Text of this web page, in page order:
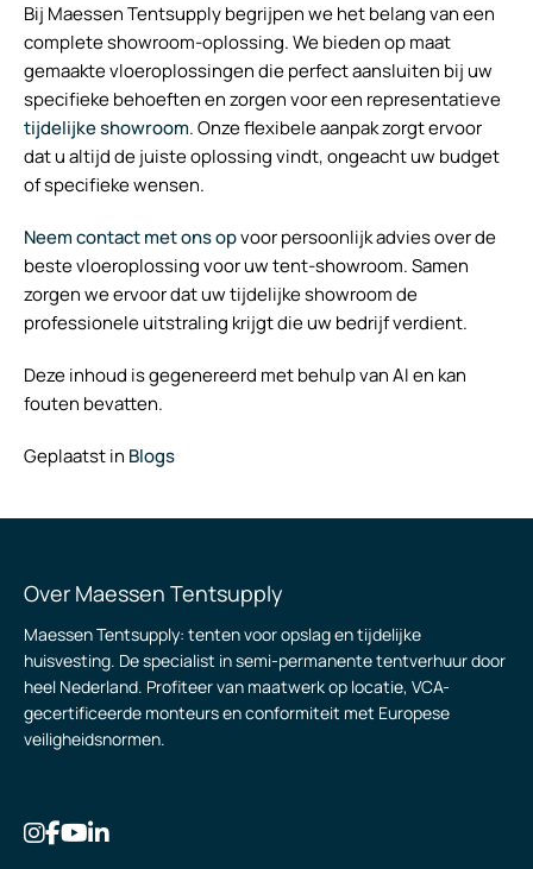
Bij Maessen Tentsupply begrijpen we het belang van een
complete showroom-oplossing. We bieden op maat
gemaakte vloeroplossingen die perfect aansluiten bij uw
specifieke behoeften en zorgen voor een representatieve
tijdelijke showroom. Onze flexibele aanpak zorgt ervoor
dat u altijd de juiste oplossing vindt, ongeacht uw budget
of specifieke wensen.
Neem contact met ons opvoor persoonlijk advies over de
beste vloeroplossing voor uw tent-showroom. Samen
zorgen we ervoor dat uw tijdelijke showroom de
professionele uitstraling krijgt die uw bedrijf verdient.
Deze inhoud is gegenereerd met behulp van AI en kan
fouten bevatten.
Geplaatst in Blogs
Over Maessen Tentsupply
Maessen Tentsupply: tenten voor opslag en tijdelijke
huisvesting. De specialist in semi-permanente tentverhuur door
heel Nederland. Profiteer van maatwerk op locatie, VCA-
gecertificeerde monteurs en conformiteit met Europese
veiligheidsnormen.